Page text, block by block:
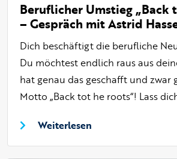
Beruflicher Umstieg „Back
– Gespräch mit Astrid
Dich beschäftigt die berufliche
Du möchtest endlich raus aus
hat genau das geschafft und zwar
Motto „Back tot he roots“! Lass
Weiterlesen